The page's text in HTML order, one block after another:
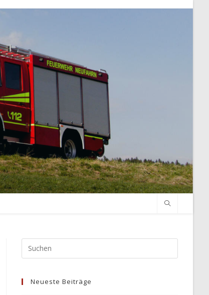
Escape
Neueste Beiträge